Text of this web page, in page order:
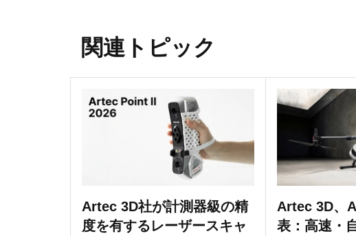
関連トピック
Artec 3D社が計測器級の精
度を有するレーザースキャ
Artec 3D、
表：高速・